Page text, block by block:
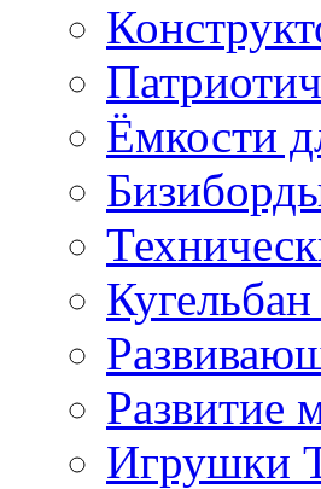
Ёмкости
Развитие
Игрушки